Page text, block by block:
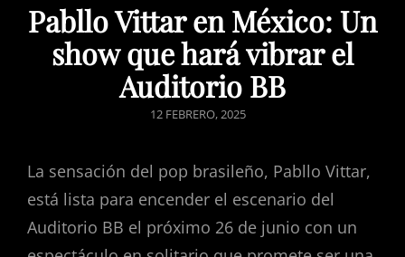
Pabllo Vittar en México: Un
show que hará vibrar el
Auditorio BB
POSTED
12 FEBRERO, 2025
La sensación del pop brasileño, Pabllo Vittar,
está lista para encender el escenario del
Auditorio BB el próximo 26 de junio con un